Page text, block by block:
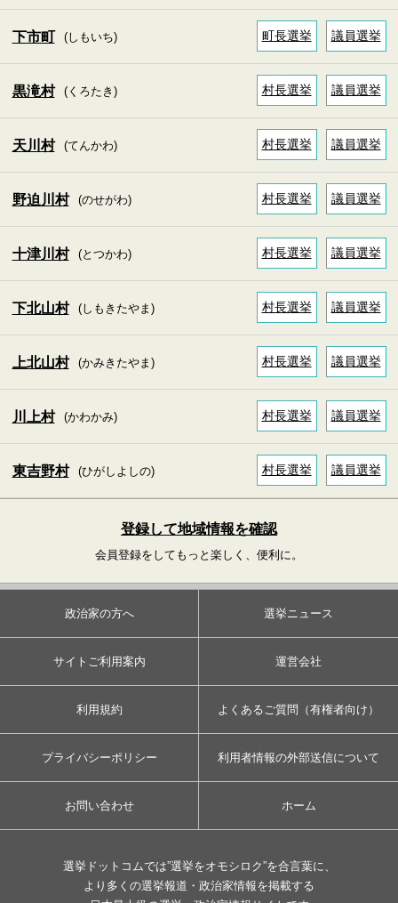
下市町 (しもいち) 町長選挙 議員選挙
黒滝村 (くろたき) 村長選挙 議員選挙
天川村 (てんかわ) 村長選挙 議員選挙
野迫川村 (のせがわ) 村長選挙 議員選挙
十津川村 (とつかわ) 村長選挙 議員選挙
下北山村 (しもきたやま) 村長選挙 議員選挙
上北山村 (かみきたやま) 村長選挙 議員選挙
川上村 (かわかみ) 村長選挙 議員選挙
東吉野村 (ひがしよしの) 村長選挙 議員選挙
登録して地域情報を確認
会員登録をしてもっと楽しく、便利に。
政治家の方へ 選挙ニュース
サイトご利用案内 運営会社
利用規約 よくあるご質問（有権者向け）
プライバシーポリシー 利用者情報の外部送信について
お問い合わせ ホーム
選挙ドットコムでは”選挙をオモシロク”を合言葉に、
より多くの選挙報道・政治家情報を掲載する